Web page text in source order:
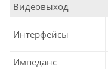
Видеовыход
Интерфейсы
Импеданс